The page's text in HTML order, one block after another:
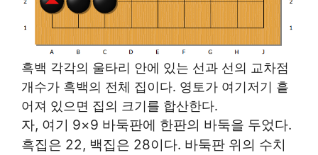
흑백 각각의 울타리 안에 있는 선과 선의 교차점
개수가 흑백의 전체 집이다. 영토가 여기저기 흩
어져 있으면 집의 크기를 합산한다.
자, 여기 9×9 바둑판에 한판의 바둑을 두었다.
흑집은 22, 백집은 28이다. 바둑판 위의 수치